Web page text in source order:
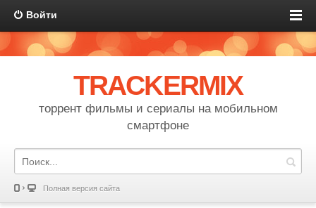
Войти
TRACKERMIX
торрент фильмы и сериалы на мобильном
смартфоне
Полная версия сайта